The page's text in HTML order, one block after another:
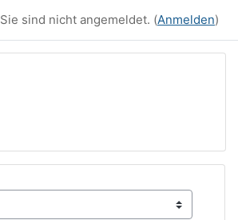
Sie sind nicht angemeldet. (Anmelden)